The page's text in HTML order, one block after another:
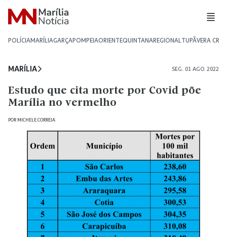
POLÍCIAMARÍLIAGARÇAPOMPEIAORIENTEQUINTANAREGIONALTUPÃVERA CRUZ
MARÍLIA SEG. 01 AGO. 2022
Estudo que cita morte por Covid põe
Marília no vermelho
POR MICHELE CORREIA